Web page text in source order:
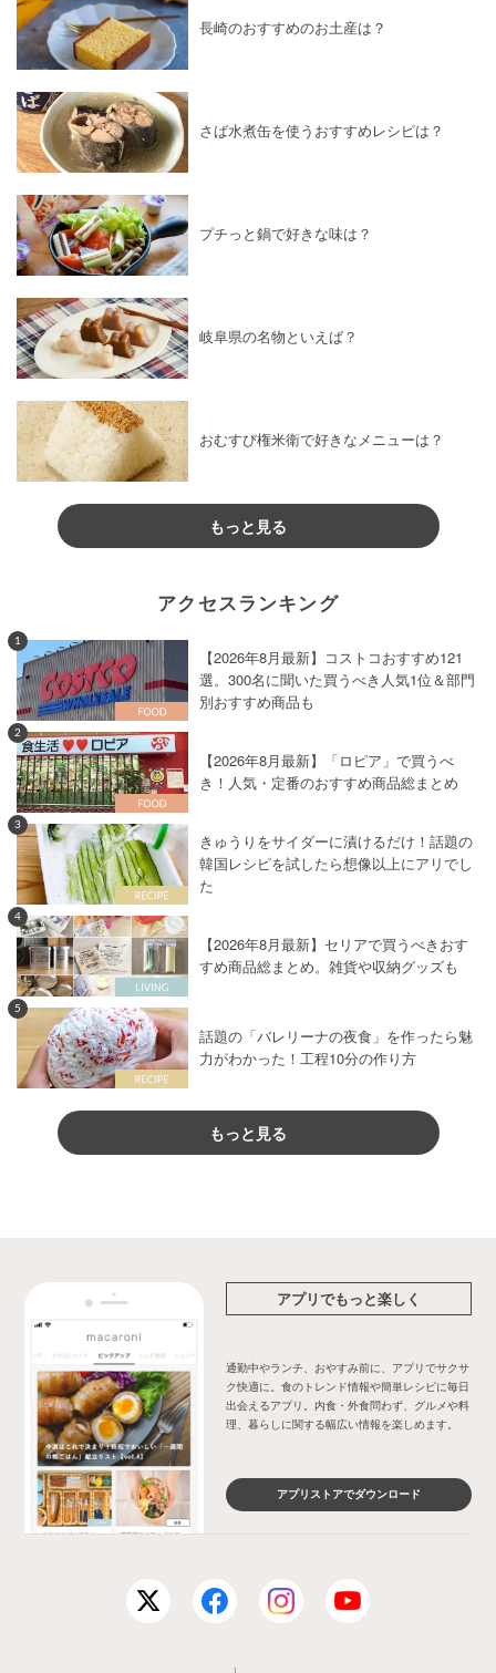
長崎のおすすめのお土産は？
さば水煮缶を使うおすすめレシピは？
プチっと鍋で好きな味は？
岐阜県の名物といえば？
おむすび権米衛で好きなメニューは？
もっと見る
アクセスランキング
1
【2026年8月最新】コストコおすすめ121
選。300名に聞いた買うべき人気1位＆部門
別おすすめ商品も
2
【2026年8月最新】「ロピア」で買うべ
き！人気・定番のおすすめ商品総まとめ
3
きゅうりをサイダーに漬けるだけ！話題の
韓国レシピを試したら想像以上にアリでし
た
4
【2026年8月最新】セリアで買うべきおす
すめ商品総まとめ。雑貨や収納グッズも
5
話題の「バレリーナの夜食」を作ったら魅
力がわかった！工程10分の作り方
もっと見る
アプリでもっと楽しく
通勤中やランチ、おやすみ前に、アプリでサクサ
ク快適に。食のトレンド情報や簡単レシピに毎日
出会えるアプリ。内食・外食問わず、グルメや料
理、暮らしに関する幅広い情報を楽しめます。
アプリストアでダウンロード